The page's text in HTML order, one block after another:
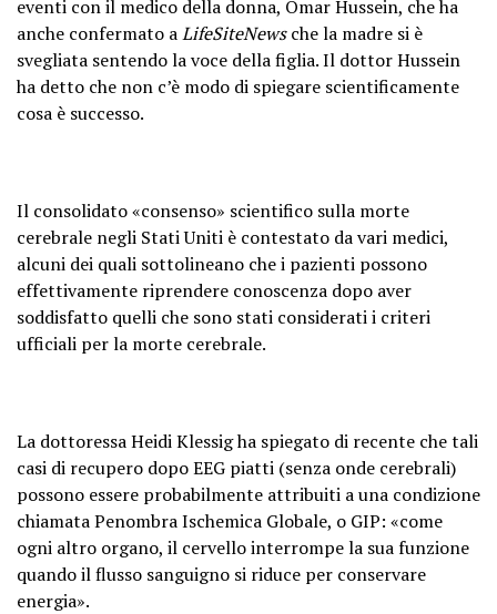
eventi con il medico della donna, Omar Hussein, che ha
anche confermato aLifeSiteNewsche la madre si è
svegliata sentendo la voce della figlia. Il dottor Hussein
ha detto che non c’è modo di spiegare scientificamente
cosa è successo.
Il consolidato «consenso» scientifico sulla morte
cerebrale negli Stati Uniti è contestato da vari medici,
alcuni dei quali sottolineano che i pazienti possono
effettivamente riprendere conoscenza dopo aver
soddisfatto quelli che sono stati considerati i criteri
ufficiali per la morte cerebrale.
La dottoressa Heidi Klessig ha spiegato di recente che tali
casi di recupero dopo EEG piatti (senza onde cerebrali)
possono essere probabilmente attribuiti a una condizione
chiamata Penombra Ischemica Globale, o GIP: «come
ogni altro organo, il cervello interrompe la sua funzione
quando il flusso sanguigno si riduce per conservare
energia».